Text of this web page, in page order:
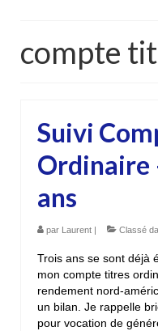
compte
Suivi
Ordinaire
ans
par Laurent | Classé
Trois ans se sont déjà
mon compte titres
rendement nord-
un bilan. Je rappelle
pour vocation de